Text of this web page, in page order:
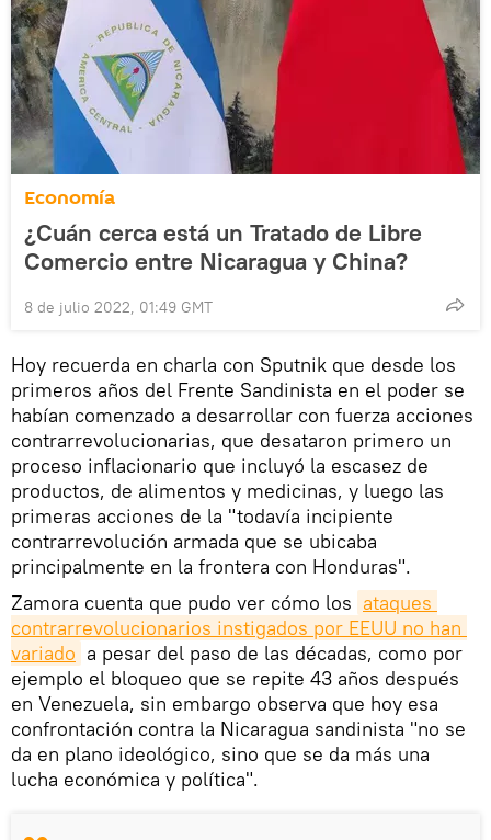
Economía
¿Cuán cerca está un Tratado de Libre
Comercio entre Nicaragua y China?
8 de julio 2022, 01:49 GMT
Hoy recuerda en charla con Sputnik que desde los
primeros años del Frente Sandinista en el poder se
habían comenzado a desarrollar con fuerza acciones
contrarrevolucionarias, que desataron primero un
proceso inflacionario que incluyó la escasez de
productos, de alimentos y medicinas, y luego las
primeras acciones de la "todavía incipiente
contrarrevolución armada que se ubicaba
principalmente en la frontera con Honduras".
Zamora cuenta que pudo ver cómo los ataques
contrarrevolucionarios instigados por EEUU no han
variado a pesar del paso de las décadas, como por
ejemplo el bloqueo que se repite 43 años después
en Venezuela, sin embargo observa que hoy esa
confrontación contra la Nicaragua sandinista "no se
da en plano ideológico, sino que se da más una
lucha económica y política".